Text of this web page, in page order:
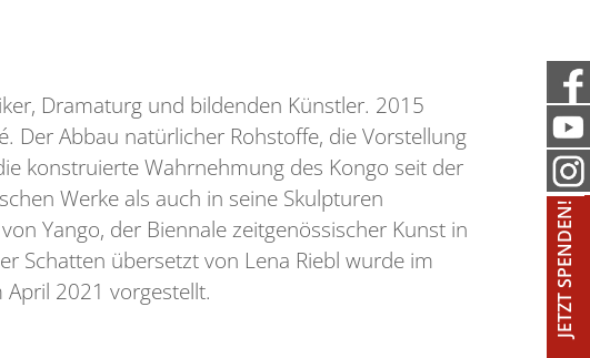
JETZT SPENDEN!
Dramaturg und bildenden Künstler. 2015
Der Abbau natürlicher Rohstoffe, die Vorstellung
konstruierte Wahrnehmung des Kongo seit der
Werke als auch in seine Skulpturen
Yango, der Biennale zeitgenössischer Kunst in
Schatten übersetzt von Lena Riebl wurde im
2021 vorgestellt.